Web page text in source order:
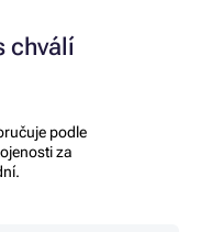
chválí
podle
za